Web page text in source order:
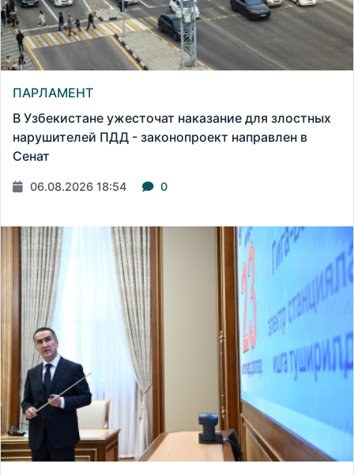
ПАРЛАМЕНТ
В Узбекистане ужесточат наказание для злостных
нарушителей ПДД - законопроект направлен в
Сенат
06.08.2026 18:54 0